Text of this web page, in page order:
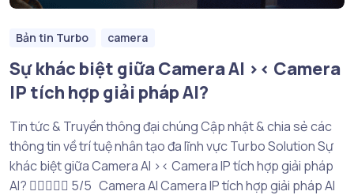
Bản tin Turbo camera
Sự khác biệt giữa Camera AI >< Camera
IP tích hợp giải pháp AI?
Tin tức & Truyền thông đại chúng Cập nhật & chia sẻ các
thông tin về trí tuệ nhân tạo đa lĩnh vực Turbo Solution Sự
khác biệt giữa Camera AI >< Camera IP tích hợp giải pháp
AI?  5/5 Camera AI Camera IP tích hợp giải pháp AI